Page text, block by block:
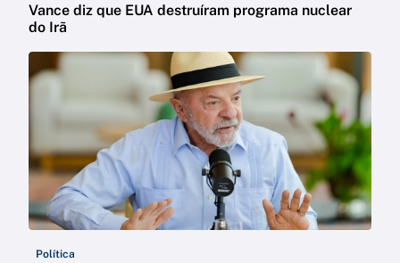
Vance diz que EUA destruíram programa nuclear
do Irã
Política